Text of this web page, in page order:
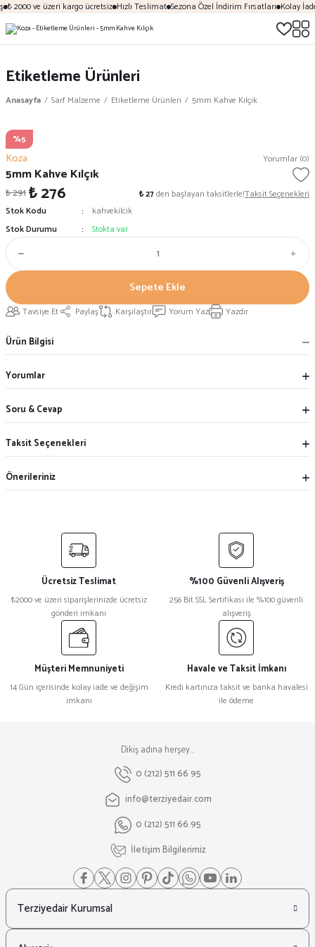
₺ 2000 ve üzeri kargo ücretsiz Hızlı Teslimat Sezona Özel İndirim Fırsatları Kolay
Etiketleme Ürünleri
Anasayfa Sarf Malzeme Etiketleme Ürünleri 5mm Kahve Kılçık
%5
Koza Yorumlar (0)
5mm Kahve Kılçık
₺ 291₺ 276 ₺ 27den başlayan taksitlerle!Taksit Seçenekleri
Stok Kodu
kahvekilcik
Stok Durumu
Stokta var
Sepete Ekle
Tavsiye Et Paylaş Karşılaştır Yorum Yaz Yazdır
Ürün Bilgisi
Yorumlar
Soru & Cevap
Taksit Seçenekleri
Önerileriniz
Ücretsiz Teslimat
₺2000 ve üzeri siparişlerinizde ücretsiz
gönderi imkanı
%100 Güvenli Alışveriş
256 Bit SSL Sertifikası ile %100 güvenli
alışveriş
Müşteri Memnuniyeti
14 Gün içerisinde kolay iade ve değişim
imkanı
Havale ve Taksit İmkanı
Kredi kartınıza taksit ve banka havalesi
ile ödeme
Dikiş adına herşey...
0 (212) 511 66 95
info@terziyedair.com
0 (212) 511 66 95
İletişim Bilgilerimiz
Terziyedair Kurumsal